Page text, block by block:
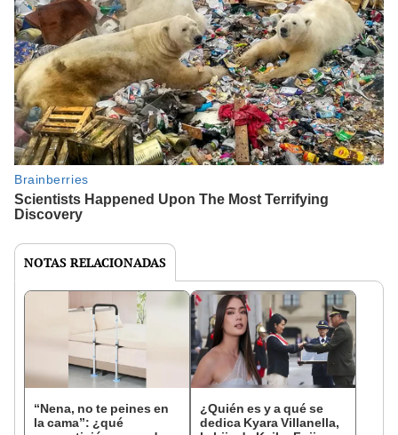
NOTAS RELACIONADAS
“Nena, no te peines en
la cama”: ¿qué
¿Quién es y a qué se
dedica Kyara Villanella,